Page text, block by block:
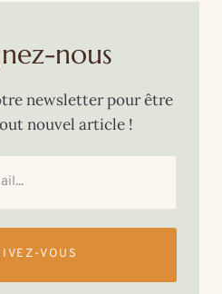
nous
newsletter pour être
nouvel article !
VOUS